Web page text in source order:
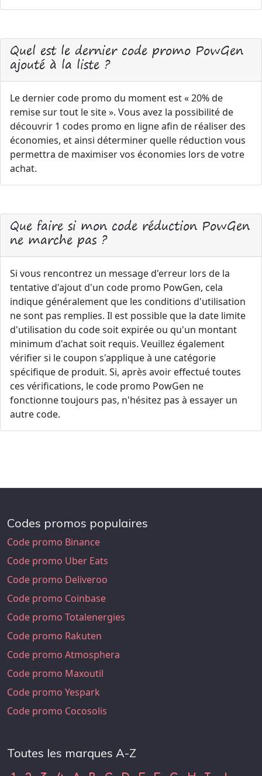
Quel est le dernier code promo PowGen
ajouté à la liste ?
Le dernier code promo du moment est « 20% de
remise sur tout le site ». Vous avez la possibilité de
découvrir 1 codes promo en ligne afin de réaliser des
économies, et ainsi déterminer quelle réduction vous
permettra de maximiser vos économies lors de votre
achat.
Que faire si mon code réduction PowGen
ne marche pas ?
Si vous rencontrez un message d'erreur lors de la
tentative d'ajout d'un code promo PowGen, cela
indique généralement que les conditions d'utilisation
ne sont pas remplies. Il est possible que la date limite
d'utilisation du code soit expirée ou qu'un montant
minimum d'achat soit requis. Veuillez également
vérifier si le coupon s'applique à une catégorie
spécifique de produit. Si, après avoir effectué toutes
ces vérifications, le code promo PowGen ne
fonctionne toujours pas, n'hésitez pas à essayer un
autre code.
Codes promos populaires
Code promo Binance
Code promo Uber Eats
Code promo Deliveroo
Code promo Coinbase
Code promo Totalenergies
Code promo Rakuten
Code promo Atmosphera
Code promo Maxoutil
Code promo Yespark
Code promo Cocosolis
Toutes les marques A-Z